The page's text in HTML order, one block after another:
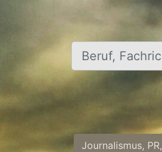
Beruf, Fachrichtung,
Journalismus,